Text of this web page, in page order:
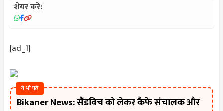
शेयर करें:
[ad_1]
ये भी पढ़े
Bikaner News: सैंडविच को लेकर कैफे संचालक और